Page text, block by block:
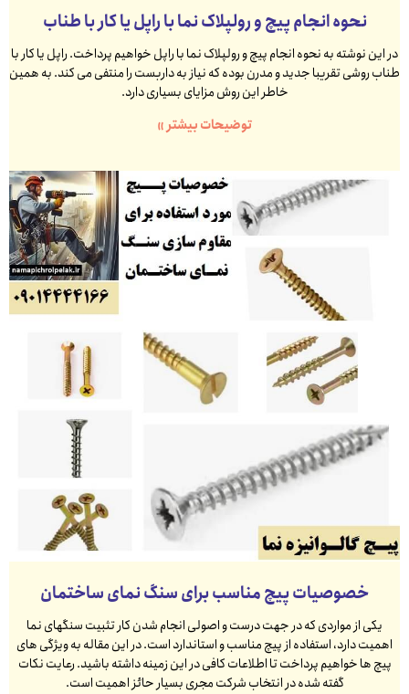
نحوه انجام پیچ و رولپلاک نما با راپل یا کار با طناب
در این نوشته به نحوه انجام پیچ و رولپلاک نما با راپل خواهیم پرداخت. راپل یا کار با
طناب روشی تقریبا جدید و مدرن بوده که نیاز به داربست را منتفی می کند. به همین
خاطر این روش مزایای بسیاری دارد.
توضیحات بیشتر »
خصوصیات پیچ مناسب برای سنگ نمای ساختمان
یکی از مواردی که در جهت درست و اصولی انجام شدن کار تثبیت سنگهای نما
اهمیت دارد، استفاده از پیچ مناسب و استاندارد است. در این مقاله به ویژگی های
پیچ ها خواهیم پرداخت تا اطلاعات کافی در این زمینه داشته باشید. رعایت نکات
گفته شده در انتخاب شرکت مجری بسیار حائز اهمیت است.